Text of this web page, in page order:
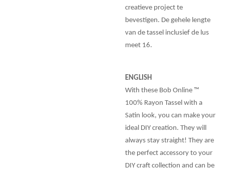
creatieve project te
bevestigen. De gehele lengte
van de tassel inclusief de lus
meet 16.
ENGLISH
With these Bob Online ™
100% Rayon Tassel with a
Satin look, you can make your
ideal DIY creation. They will
always stay straight! They are
the perfect accessory to your
DIY craft collection and can be